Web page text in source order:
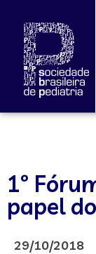
1º
papel
29/10/2018